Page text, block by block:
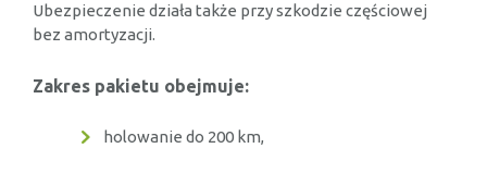
Ubezpieczenie działa także przy szkodzie częściowej
bez amortyzacji.
Zakres pakietu obejmuje:
holowanie do 200 km,